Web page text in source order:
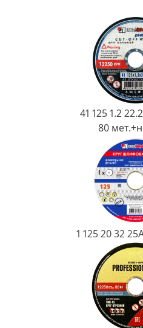
Огнеупорная SiC смесь
41 125 1.2
80
1 125 20 32